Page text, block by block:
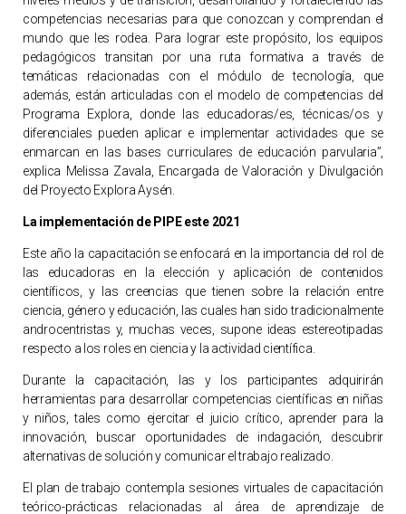
competencias necesarias para que conozcan y comprendan el
mundo que les rodea. Para lograr este propósito, los equipos
pedagógicos transitan por una ruta formativa a través de
temáticas relacionadas con el módulo de tecnología, que
además, están articuladas con el modelo de competencias del
Programa Explora, donde las educadoras/es, técnicas/os y
diferenciales pueden aplicar e implementar actividades que se
enmarcan en las bases curriculares de educación parvularia”,
explica Melissa Zavala, Encargada de Valoración y Divulgación
del Proyecto Explora Aysén.
La implementación de PIPE este 2021
Este año la capacitación se enfocará en la importancia del rol de
las educadoras en la elección y aplicación de contenidos
científicos, y las creencias que tienen sobre la relación entre
ciencia, género y educación, las cuales han sido tradicionalmente
androcentristas y, muchas veces, supone ideas estereotipadas
respecto a los roles en ciencia y la actividad científica.
Durante la capacitación, las y los participantes adquirirán
herramientas para desarrollar competencias científicas en niñas
y niños, tales como ejercitar el juicio crítico, aprender para la
innovación, buscar oportunidades de indagación, descubrir
alternativas de solución y comunicar el trabajo realizado.
El plan de trabajo contempla sesiones virtuales de capacitación
teórico-prácticas relacionadas al área de aprendizaje de